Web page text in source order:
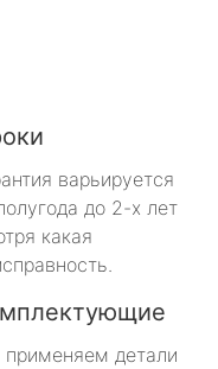
варьируется
до 2-х лет
какая
детали